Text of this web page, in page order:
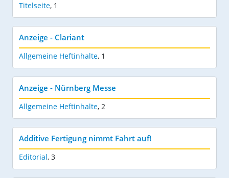
Titelseite, 1
Anzeige - Clariant
Allgemeine Heftinhalte, 1
Anzeige - Nürnberg Messe
Allgemeine Heftinhalte, 2
Additive Fertigung nimmt Fahrt auf!
Editorial, 3